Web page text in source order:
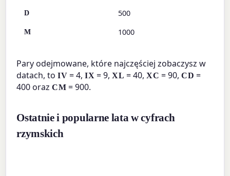
D 500
M 1000
Pary odejmowane, które najczęściej zobaczysz w
datach, toIV = 4,IX = 9,XL = 40,XC = 90,CD =
400 orazCM = 900.
Ostatnie i popularne lata w cyfrach
rzymskich